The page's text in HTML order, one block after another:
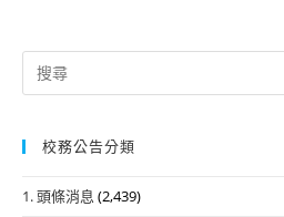
Search
for:
校務公告分類
1. 頭條消息 (2,439)